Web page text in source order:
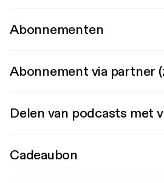
Abonnementen
Abonnement via partner
Delen van podcasts met
Cadeaubon